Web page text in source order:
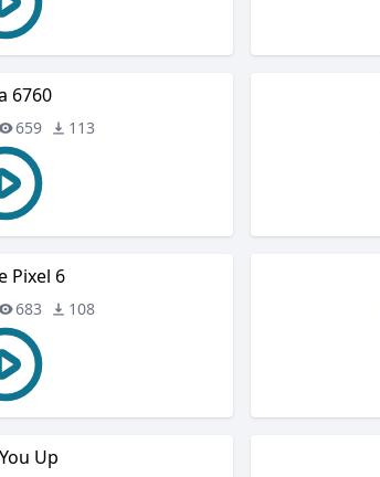
6760
659 113
Pixel 6
683 108
Up